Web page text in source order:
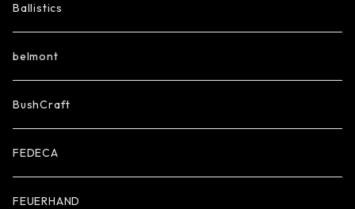
Ballistics
belmont
BushCraft
FEDECA
FEUERHAND